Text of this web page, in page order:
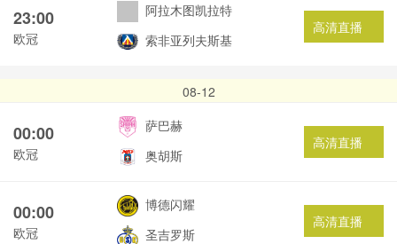
23:00
欧冠
阿拉木图凯拉特
索非亚列夫斯基
高清直播
08-12
00:00
欧冠
萨巴赫
奥胡斯
高清直播
00:00
欧冠
博德闪耀
圣吉罗斯
高清直播